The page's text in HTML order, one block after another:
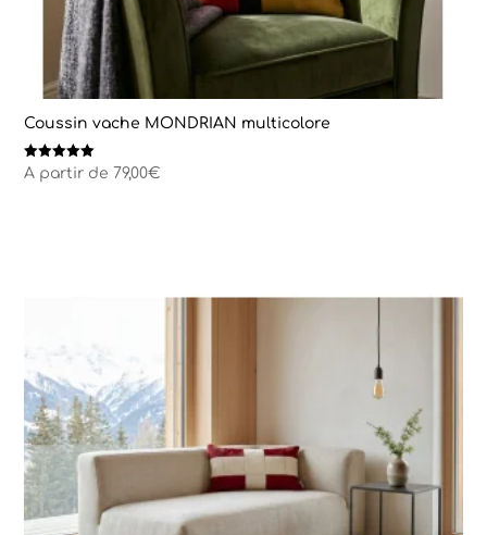
Coussin vache MONDRIAN multicolore
Note
5.00
A partir de 79,00€